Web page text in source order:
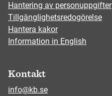
Hantering av personuppgifter
Tillgänglighetsredogörelse
Hantera kakor
Information in English
Kontakt
info@kb.se